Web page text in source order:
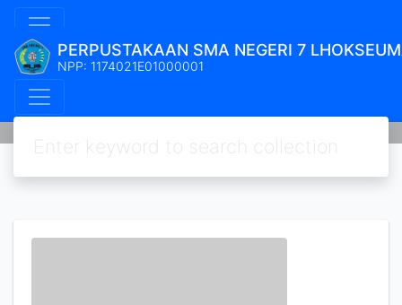
PERPUSTAKAAN SMA NEGERI 7
NPP: 1174021E01000001